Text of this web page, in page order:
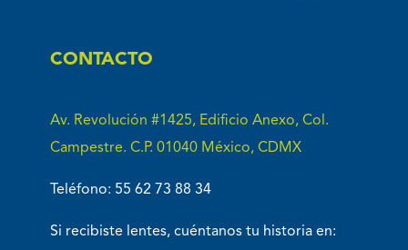
CONTACTO
Av. Revolución #1425, Edificio Anexo, Col.
Campestre. C.P. 01040 México, CDMX
Teléfono: 55 62 73 88 34
Si recibiste lentes, cuéntanos tu historia en: